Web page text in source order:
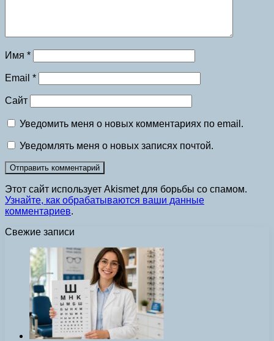
Имя *
Email *
Сайт
Уведомить меня о новых комментариях по email.
Уведомлять меня о новых записях почтой.
Этот сайт использует Akismet для борьбы со спамом.
Узнайте, как обрабатываются ваши данные
комментариев.
Свежие записи